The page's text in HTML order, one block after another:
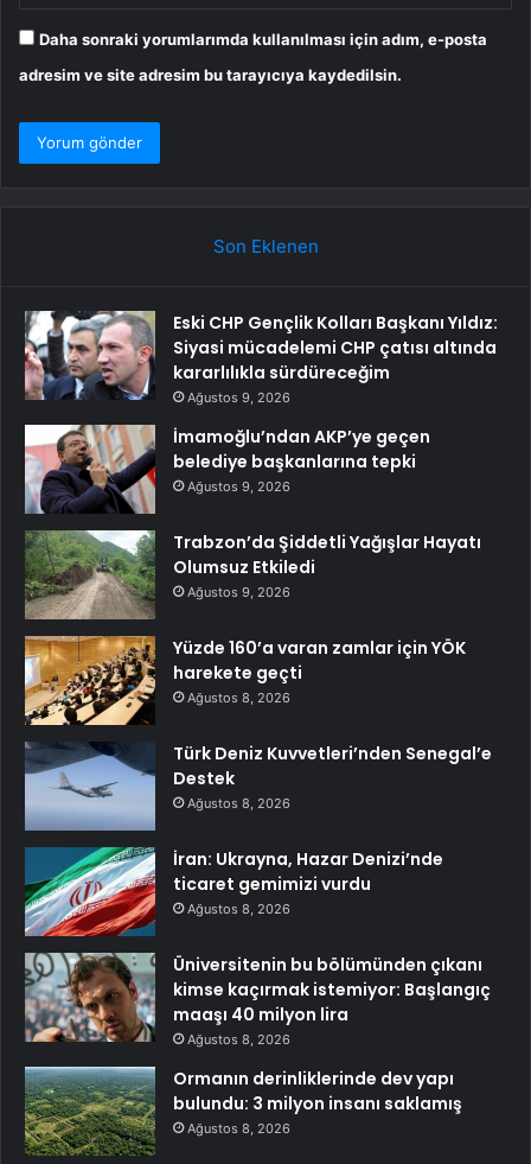
Daha sonraki yorumlarımda kullanılması için adım, e-posta
adresim ve site adresim bu tarayıcıya kaydedilsin.
Son Eklenen
Eski CHP Gençlik Kolları Başkanı Yıldız:
Siyasi mücadelemi CHP çatısı altında
kararlılıkla sürdüreceğim
Ağustos 9, 2026
İmamoğlu’ndan AKP’ye geçen
belediye başkanlarına tepki
Ağustos 9, 2026
Trabzon’da Şiddetli Yağışlar Hayatı
Olumsuz Etkiledi
Ağustos 9, 2026
Yüzde 160’a varan zamlar için YÖK
harekete geçti
Ağustos 8, 2026
Türk Deniz Kuvvetleri’nden Senegal’e
Destek
Ağustos 8, 2026
İran: Ukrayna, Hazar Denizi’nde
ticaret gemimizi vurdu
Ağustos 8, 2026
Üniversitenin bu bölümünden çıkanı
kimse kaçırmak istemiyor: Başlangıç
maaşı 40 milyon lira
Ağustos 8, 2026
Ormanın derinliklerinde dev yapı
bulundu: 3 milyon insanı saklamış
Ağustos 8, 2026